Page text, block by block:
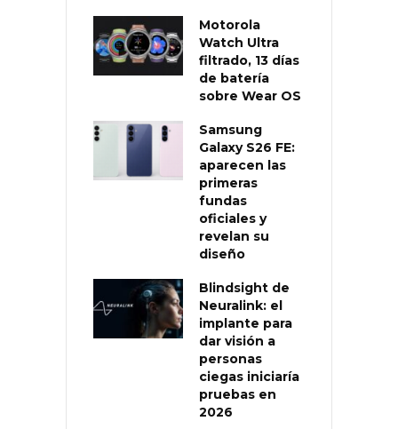
Motorola
Watch Ultra
filtrado, 13 días
de batería
sobre Wear OS
Samsung
Galaxy S26 FE:
aparecen las
primeras
fundas
oficiales y
revelan su
diseño
Blindsight de
Neuralink: el
implante para
dar visión a
personas
ciegas iniciaría
pruebas en
2026